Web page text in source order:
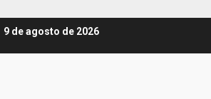
9 de agosto de 2026